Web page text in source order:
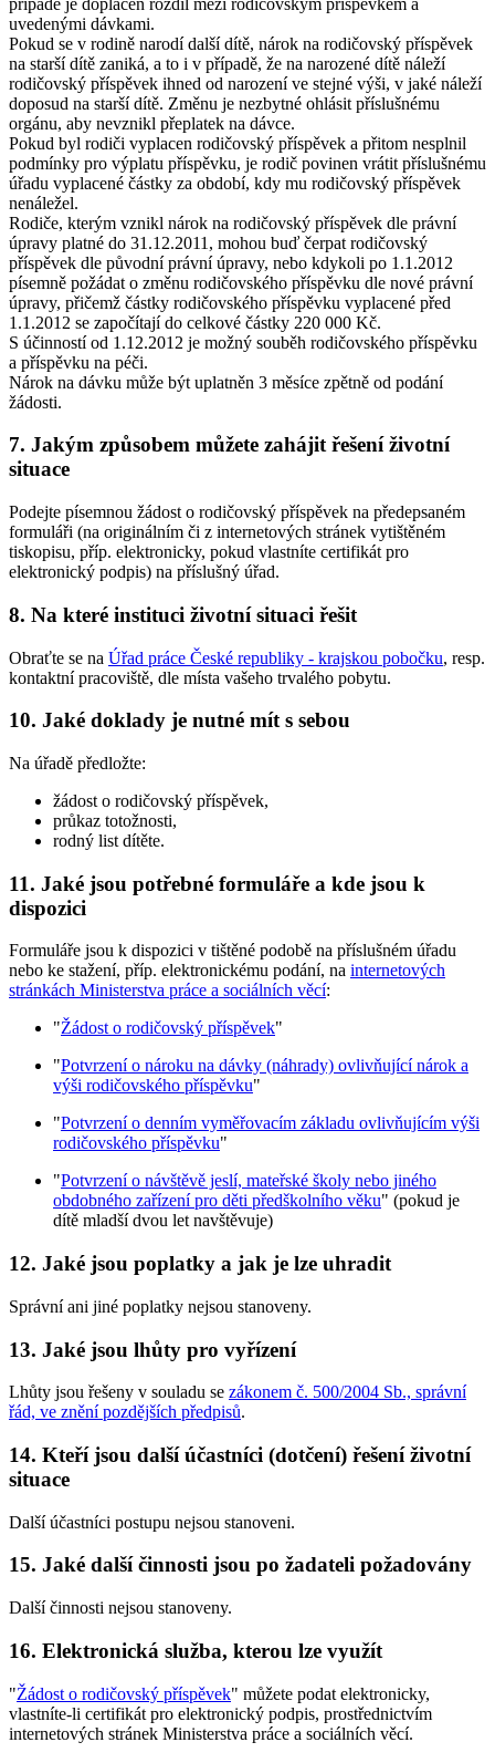
uvedenými dávkami.
Pokud se v rodině narodí další dítě, nárok na rodičovský příspěvek
na starší dítě zaniká, a to i v případě, že na narozené dítě náleží
rodičovský příspěvek ihned od narození ve stejné výši, v jaké náleží
doposud na starší dítě. Změnu je nezbytné ohlásit příslušnému
orgánu, aby nevznikl přeplatek na dávce.
Pokud byl rodiči vyplacen rodičovský příspěvek a přitom nesplnil
podmínky pro výplatu příspěvku, je rodič povinen vrátit příslušnému
úřadu vyplacené částky za období, kdy mu rodičovský příspěvek
nenáležel.
Rodiče, kterým vznikl nárok na rodičovský příspěvek dle právní
úpravy platné do 31.12.2011, mohou buď čerpat rodičovský
příspěvek dle původní právní úpravy, nebo kdykoli po 1.1.2012
písemně požádat o změnu rodičovského příspěvku dle nové právní
úpravy, přičemž částky rodičovského příspěvku vyplacené před
1.1.2012 se započítají do celkové částky 220 000 Kč.
S účinností od 1.12.2012 je možný souběh rodičovského příspěvku
a příspěvku na péči.
Nárok na dávku může být uplatněn 3 měsíce zpětně od podání
žádosti.
7. Jakým způsobem můžete zahájit řešení životní
situace
Podejte písemnou žádost o rodičovský příspěvek na předepsaném
formuláři (na originálním či z internetových stránek vytištěném
tiskopisu, příp. elektronicky, pokud vlastníte certifikát pro
elektronický podpis) na příslušný úřad.
8. Na které instituci životní situaci řešit
Obraťte se na Úřad práce České republiky - krajskou pobočku, resp.
kontaktní pracoviště, dle místa vašeho trvalého pobytu.
10. Jaké doklady je nutné mít s sebou
Na úřadě předložte:
žádost o rodičovský příspěvek,
průkaz totožnosti,
rodný list dítěte.
11. Jaké jsou potřebné formuláře a kde jsou k
dispozici
Formuláře jsou k dispozici v tištěné podobě na příslušném úřadu
nebo ke stažení, příp. elektronickému podání, na internetových
stránkách Ministerstva práce a sociálních věcí:
"Žádost o rodičovský příspěvek"
"Potvrzení o nároku na dávky (náhrady) ovlivňující nárok a
výši rodičovského příspěvku"
"Potvrzení o denním vyměřovacím základu ovlivňujícím výši
rodičovského příspěvku"
"Potvrzení o návštěvě jeslí, mateřské školy nebo jiného
obdobného zařízení pro děti předškolního věku" (pokud je
dítě mladší dvou let navštěvuje)
12. Jaké jsou poplatky a jak je lze uhradit
Správní ani jiné poplatky nejsou stanoveny.
13. Jaké jsou lhůty pro vyřízení
Lhůty jsou řešeny v souladu se zákonem č. 500/2004 Sb., správní
řád, ve znění pozdějších předpisů.
14. Kteří jsou další účastníci (dotčení) řešení životní
situace
Další účastníci postupu nejsou stanoveni.
15. Jaké další činnosti jsou po žadateli požadovány
Další činnosti nejsou stanoveny.
16. Elektronická služba, kterou lze využít
"Žádost o rodičovský příspěvek" můžete podat elektronicky,
vlastníte-li certifikát pro elektronický podpis, prostřednictvím
internetových stránek Ministerstva práce a sociálních věcí.